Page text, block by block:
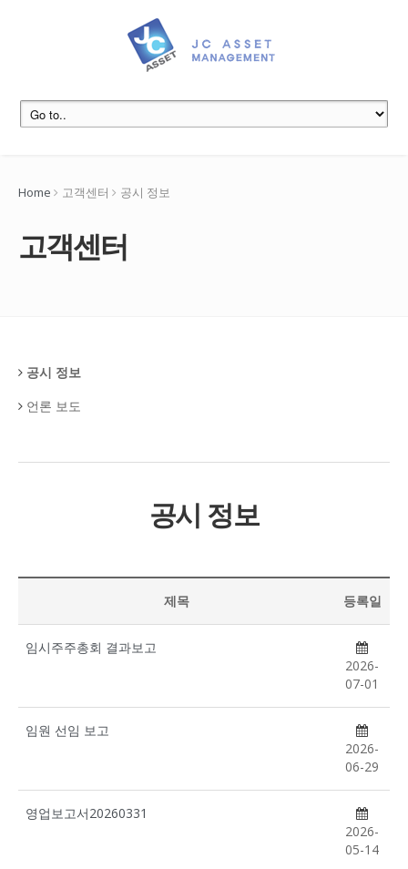
Home 고객센터 공시 정보
고객센터
공시 정보
언론 보도
공시 정보
제목 등록일
임시주주총회 결과보고
2026-
07-01
임원 선임 보고
2026-
06-29
영업보고서20260331
2026-
05-14